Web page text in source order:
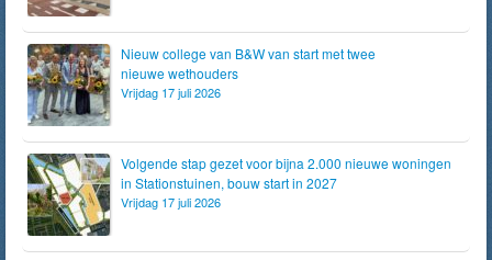
Nieuw college van B&W van start met twee
nieuwe wethouders
Vrijdag 17 juli 2026
Volgende stap gezet voor bijna 2.000 nieuwe woningen
in Stationstuinen, bouw start in 2027
Vrijdag 17 juli 2026